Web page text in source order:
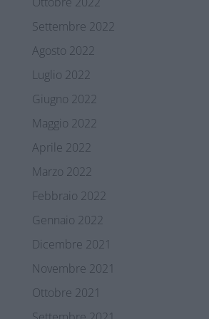
Settembre 2022
Agosto 2022
Luglio 2022
Giugno 2022
Maggio 2022
Aprile 2022
Marzo 2022
Febbraio 2022
Gennaio 2022
Dicembre 2021
Novembre 2021
Ottobre 2021